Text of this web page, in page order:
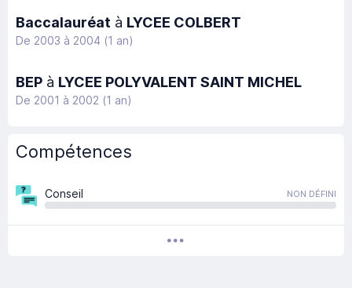
Baccalauréat à LYCEE COLBERT
De 2003 à 2004 (1 an)
BEP à LYCEE POLYVALENT SAINT MICHEL
De 2001 à 2002 (1 an)
Compétences
Conseil NON DÉFINI